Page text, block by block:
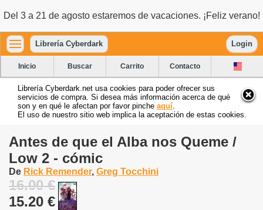
Del 3 a 21 de agosto estaremos de vacaciones. ¡Feliz verano!
Librería Cyberdark Login
Inicio Buscar Carrito Contacto
Librería Cyberdark.net usa cookies para poder ofrecer sus
servicios de compra. Si desea más información acerca de qué
son y en qué le afectan por favor pinche aquí
El uso de nuestro sitio web implica la aceptación de estas cookies.
Antes de que el Alba nos Queme /
Low 2 - cómic
De Rick Remender, Greg Tocchini
16.00 €
15.20 €